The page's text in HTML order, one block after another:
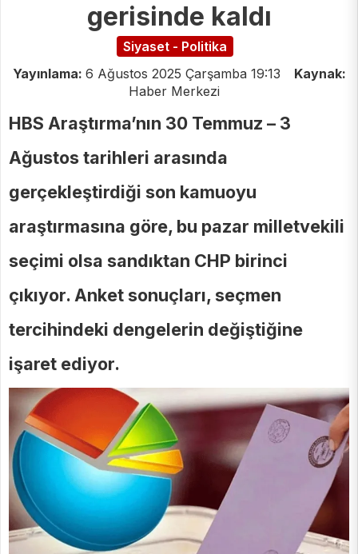
gerisinde kaldı
Siyaset - Politika
Yayınlama: 6 Ağustos 2025 Çarşamba 19:13
Kaynak:
Haber Merkezi
HBS Araştırma’nın 30 Temmuz – 3
Ağustos tarihleri arasında
gerçekleştirdiği son kamuoyu
araştırmasına göre, bu pazar milletvekili
seçimi olsa sandıktan CHP birinci
çıkıyor. Anket sonuçları, seçmen
tercihindeki dengelerin değiştiğine
işaret ediyor.